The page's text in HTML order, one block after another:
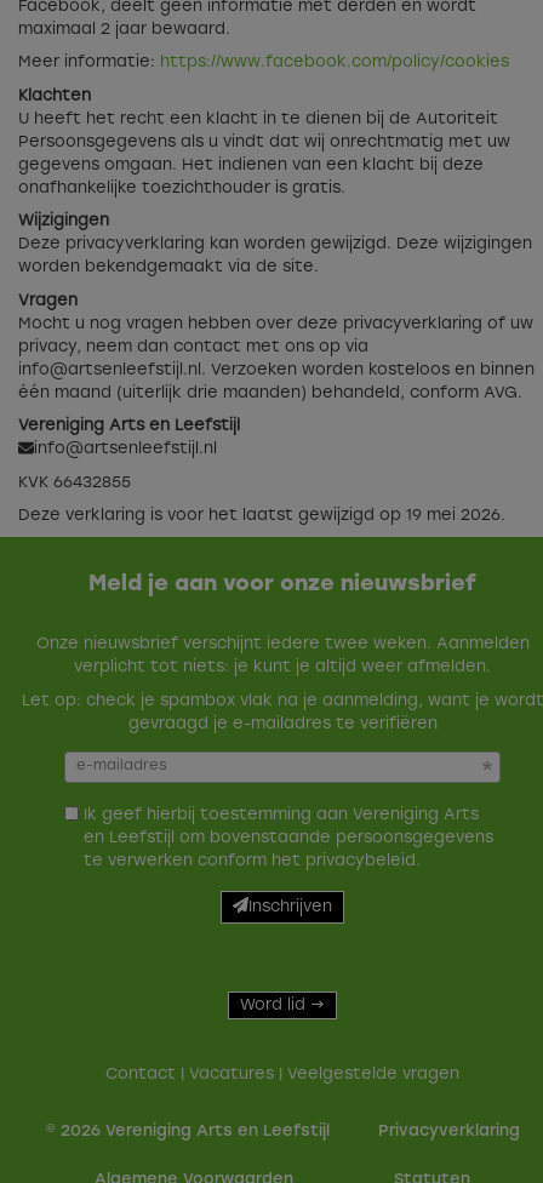
Facebook, deelt geen informatie met derden en wordt
maximaal 2 jaar bewaard.
Meer informatie: https://www.facebook.com/policy/cookies
Klachten
U heeft het recht een klacht in te dienen bij de Autoriteit
Persoonsgegevens als u vindt dat wij onrechtmatig met uw
gegevens omgaan. Het indienen van een klacht bij deze
onafhankelijke toezichthouder is gratis.
Wijzigingen
Deze privacyverklaring kan worden gewijzigd. Deze wijzigingen
worden bekendgemaakt via de site.
Vragen
Mocht u nog vragen hebben over deze privacyverklaring of uw
privacy, neem dan contact met ons op via
info@artsenleefstijl.nl . Verzoeken worden kosteloos en binnen
één maand (uiterlijk drie maanden) behandeld, conform AVG.
Vereniging Arts en Leefstijl
info@artsenleefstijl.nl
KVK 66432855
Deze verklaring is voor het laatst gewijzigd op 19 mei 2026.
Meld je aan voor onze nieuwsbrief
Onze nieuwsbrief verschijnt iedere twee weken. Aanmelden
verplicht tot niets: je kunt je altijd weer afmelden.
Let op: check je spambox vlak na je aanmelding, want je wordt
gevraagd je e-mailadres te verifiëren
Ik geef hierbij toestemming aan Vereniging Arts
en Leefstijl om bovenstaande persoonsgegevens
te verwerken conform het privacybeleid .
Inschrijven
Word lid →
Contact Vacatures Veelgestelde vragen
© 2026 Vereniging Arts en Leefstijl Privacy­verkla­ring